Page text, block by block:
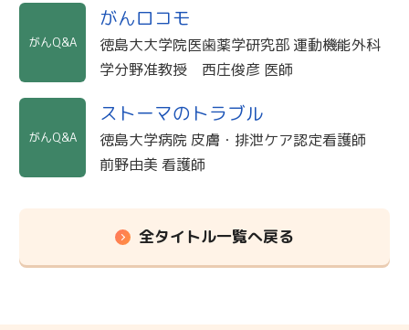
がんQ&A
がんロコモ
徳島大大学院医歯薬学研究部 運動機能外科
学分野准教授 西庄俊彦 医師
がんQ&A
ストーマのトラブル
徳島大学病院 皮膚・排泄ケア認定看護師
前野由美 看護師
全タイトル一覧へ戻る